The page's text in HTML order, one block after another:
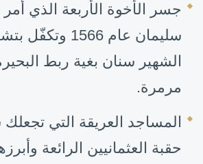
جسر الأخوة الأربعة الذي
سليمان عام 1566
وتكفّل
الشهير سنان بغية ربط
مرمرة.
المساجد العريقة التي
حقبة العثمانيين الرائعة